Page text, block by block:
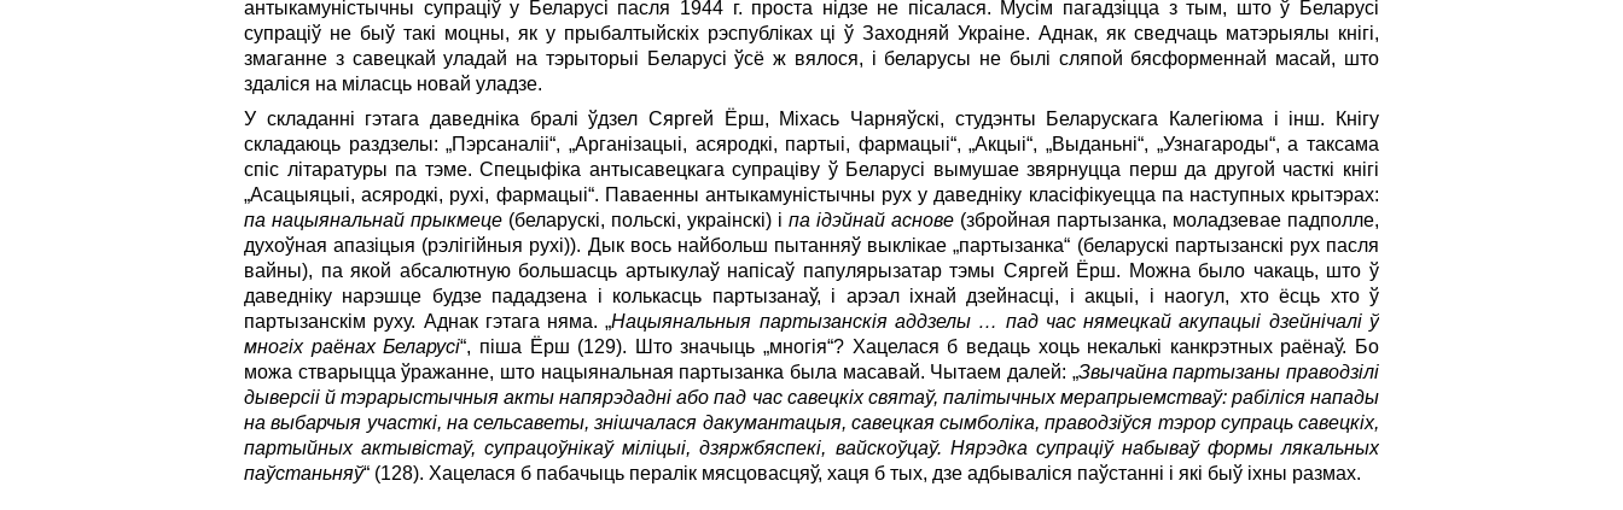
антыкамуністычны супраціў у Беларусі пасля 1944 г. проста нідзе не пісалася. Мусім пагадзіцца з тым, што ў Беларусі
супраціў не быў такі моцны, як у прыбалтыйскіх рэспубліках ці ў Заходняй Украіне. Аднак, як сведчаць матэрыялы кнігі,
змаганне з савецкай уладай на тэрыторыі Беларусі ўсё ж вялося, і беларусы не былі сляпой бясформеннай масай, што
здаліся на міласць новай уладзе.
У складанні гэтага даведніка бралі ўдзел Сяргей Ёрш, Міхась Чарняўскі, студэнты Беларускага Калегіюма і інш. Кнігу
складаюць раздзелы: „Пэрсаналіі“, „Арганізацыі, асяродкі, партыі, фармацыі“, „Акцыі“, „Выданьні“, „Узнагароды“, а таксама
спіс літаратуры па тэме. Спецыфіка антысавецкага супраціву ў Беларусі вымушае звярнуцца перш да другой часткі кнігі
„Асацыяцыі, асяродкі, рухі, фармацыі“. Паваенны антыкамуністычны рух у даведніку класіфікуецца па наступных крытэрах:
па нацыянальнай прыкмеце (беларускі, польскі, украінскі) і па ідэйнай аснове (збройная партызанка, моладзевае падполле,
духоўная апазіцыя (рэлігійныя рухі)). Дык вось найбольш пытанняў выклікае „партызанка“ (беларускі партызанскі рух пасля
вайны), па якой абсалютную большасць артыкулаў напісаў папулярызатар тэмы Сяргей Ёрш. Можна было чакаць, што ў
даведніку нарэшце будзе пададзена і колькасць партызанаў, і арэал іхнай дзейнасці, і акцыі, і наогул, хто ёсць хто ў
партызанскім руху. Аднак гэтага няма. „Нацыянальныя партызанскія аддзелы … пад час нямецкай акупацыі дзейнічалі ў
многіх раёнах Беларусі“, піша Ёрш (129). Што значыць „многія“? Хацелася б ведаць хоць некалькі канкрэтных раёнаў. Бо
можа стварыцца ўражанне, што нацыянальная партызанка была масавай. Чытаем далей: „Звычайна партызаны праводзілі
дыверсіі й тэрарыстычныя акты напярэдадні або пад час савецкіх святаў, палітычных мерапрыемстваў: рабіліся напады
на выбарчыя участкі, на сельсаветы, знішчалася дакумантацыя, савецкая сымболіка, праводзіўся тэрор супраць савецкіх,
партыйных актывістаў, супрацоўнікаў міліцыі, дзяржбяспекі, вайскоўцаў. Нярэдка супраціў набываў формы лякальных
паўстаньняў“ (128). Хацелася б пабачыць пералік мясцовасцяў, хаця б тых, дзе адбываліся паўстанні і які быў іхны размах.